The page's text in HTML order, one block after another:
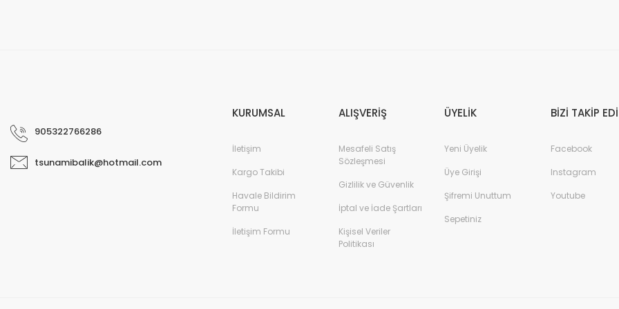
905322766286
tsunamibalik@hotmail.com
KURUMSAL
İletişim
Kargo Takibi
Havale Bildirim
Formu
İletişim Formu
ALIŞVERİŞ
Mesafeli Satış
Sözleşmesi
Gizlilik ve Güvenlik
İptal ve İade Şartları
Kişisel Veriler
Politikası
ÜYELİK
Yeni Üyelik
Üye Girişi
Şifremi Unuttum
Sepetiniz
BİZİ TAKİP
Facebook
Instagram
Youtube